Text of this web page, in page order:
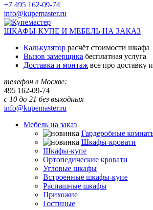
+7 495 162-09-74
info@kupemaster.ru
ШКАФЫ-КУПЕ И МЕБЕЛЬ НА ЗАКАЗ
Калькулятор расчёт стоимости шкафа
Вызов замерщика бесплатная услуга
Доставка и монтаж все про доставку
телефон в Москве:
495 162-09-74
с 10 до 21 без выходных
info@kupemaster.ru
Мебель на заказ
Гардеробные
Шкафы-кровати
Шкафы-купе
Ортопедические кровати
Угловые шкафы
Встроенные шкафы-купе
Распашные шкафы
Прихожие
Гостиные